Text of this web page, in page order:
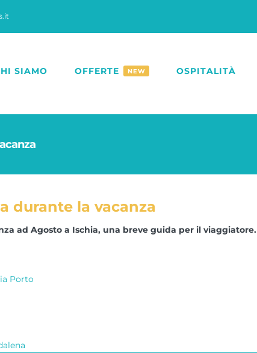
SIAMO OFFERTE NEW OSPITALITÀ
durante la vacanza
ad Agosto a Ischia, una breve guida per il viaggiatore.
Porto